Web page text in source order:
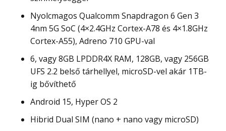
Nyolcmagos Qualcomm Snapdragon 6 Gen 3
4nm 5G SoC (4×2.4GHz Cortex-A78 és 4×1.8GHz
Cortex-A55), Adreno 710 GPU-val
6, vagy 8GB LPDDR4X RAM, 128GB, vagy 256GB
UFS 2.2 belső tárhellyel, microSD-vel akár 1TB-
ig bővíthető
Android 15, Hyper OS 2
Hibrid Dual SIM (nano + nano vagy microSD)